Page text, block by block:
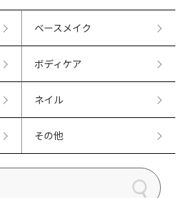
ベースメイク
ボディケア
ネイル
その他